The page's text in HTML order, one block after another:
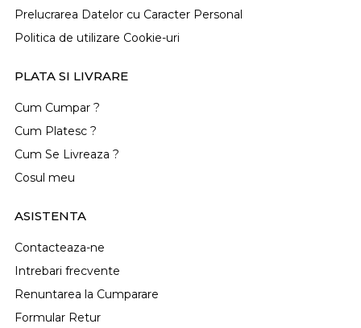
Prelucrarea Datelor cu Caracter Personal
Politica de utilizare Cookie-uri
PLATA SI LIVRARE
Cum Cumpar ?
Cum Platesc ?
Cum Se Livreaza ?
Cosul meu
ASISTENTA
Contacteaza-ne
Intrebari frecvente
Renuntarea la Cumparare
Formular Retur